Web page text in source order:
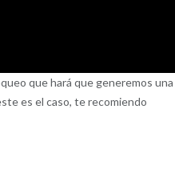
que hará que generemos una
es el caso, te recomiendo